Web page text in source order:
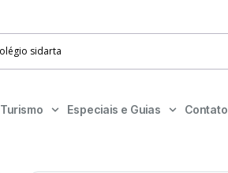
Turismo Especiais e Guias Contato